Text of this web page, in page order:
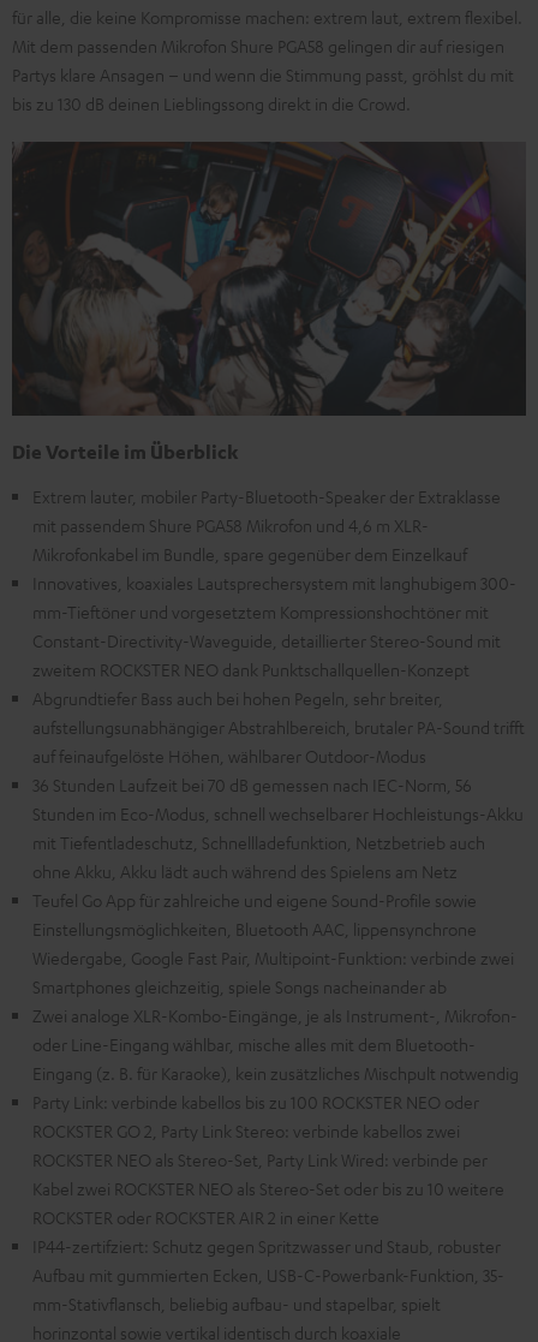
für alle, die keine Kompromisse machen: extrem laut, extrem flexibel.
Mit dem passenden Mikrofon Shure PGA58 gelingen dir auf riesigen
Partys klare Ansagen – und wenn die Stimmung passt, gröhlst du mit
bis zu 130 dB deinen Lieblingssong direkt in die Crowd.
Die Vorteile im Überblick
Extrem lauter, mobiler Party-Bluetooth-Speaker der Extraklasse
mit passendem Shure PGA58 Mikrofon und 4,6 m XLR-
Mikrofonkabel im Bundle, spare gegenüber dem Einzelkauf
Innovatives, koaxiales Lautsprechersystem mit langhubigem 300-
mm-Tieftöner und vorgesetztem Kompressionshochtöner mit
Constant-Directivity-Waveguide, detaillierter Stereo-Sound mit
zweitem ROCKSTER NEO dank Punktschallquellen-Konzept
Abgrundtiefer Bass auch bei hohen Pegeln, sehr breiter,
aufstellungsunabhängiger Abstrahlbereich, brutaler PA-Sound trifft
auf feinaufgelöste Höhen, wählbarer Outdoor-Modus
36 Stunden Laufzeit bei 70 dB gemessen nach IEC-Norm, 56
Stunden im Eco-Modus, schnell wechselbarer Hochleistungs-Akku
mit Tiefentladeschutz, Schnellladefunktion, Netzbetrieb auch
ohne Akku, Akku lädt auch während des Spielens am Netz
Teufel Go App für zahlreiche und eigene Sound-Profile sowie
Einstellungsmöglichkeiten, Bluetooth AAC, lippensynchrone
Wiedergabe, Google Fast Pair, Multipoint-Funktion: verbinde zwei
Smartphones gleichzeitig, spiele Songs nacheinander ab
Zwei analoge XLR-Kombo-Eingänge, je als Instrument-, Mikrofon-
oder Line-Eingang wählbar, mische alles mit dem Bluetooth-
Eingang (z. B. für Karaoke), kein zusätzliches Mischpult notwendig
Party Link: verbinde kabellos bis zu 100 ROCKSTER NEO oder
ROCKSTER GO 2, Party Link Stereo: verbinde kabellos zwei
ROCKSTER NEO als Stereo-Set, Party Link Wired: verbinde per
Kabel zwei ROCKSTER NEO als Stereo-Set oder bis zu 10 weitere
ROCKSTER oder ROCKSTER AIR 2 in einer Kette
IP44-zertifziert: Schutz gegen Spritzwasser und Staub, robuster
Aufbau mit gummierten Ecken, USB-C-Powerbank-Funktion, 35-
mm-Stativflansch, beliebig aufbau- und stapelbar, spielt
horinzontal sowie vertikal identisch durch koaxiale